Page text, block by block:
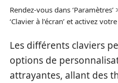
Rendez-vous dans ‘Paramètres’
‘Clavier à l’écran’ et activez
Les différents claviers
options de
attrayantes, allant des